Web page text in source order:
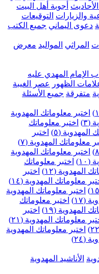
أهل البيت
التوقيعات
جميع الكتب
المواليد
معرض
عليه
عصر الغيبة
الأسئلة
المهدوية
اختبر
(٧)
المهدوية
معلوماتك
اختبر
(١٤)
المهدوية
معلوماتك
اختبر
(٢١)
المهدوية